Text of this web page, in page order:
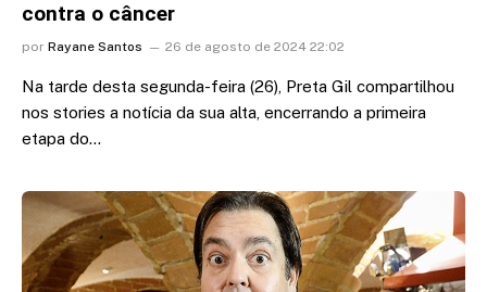
contra o câncer
por Rayane Santos 26 de agosto de 2024 22:02
Na tarde desta segunda-feira (26), Preta Gil compartilhou
nos stories a notícia da sua alta, encerrando a primeira
etapa do…